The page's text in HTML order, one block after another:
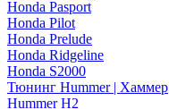
Honda Pasport
Honda Pilot
Honda Prelude
Honda Ridgeline
Honda S2000
Тюнинг Hummer | Хаммер
Hummer H2